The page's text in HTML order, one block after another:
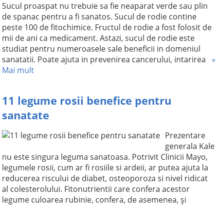
Sucul proaspat nu trebuie sa fie neaparat verde sau plin
de spanac pentru a fi sanatos. Sucul de rodie contine
peste 100 de fitochimice. Fructul de rodie a fost folosit de
mii de ani ca medicament. Astazi, sucul de rodie este
studiat pentru numeroasele sale beneficii in domeniul
sanatatii. Poate ajuta in prevenirea cancerului, intarirea »
Mai mult
11 legume rosii benefice pentru
sanatate
Prezentare
generala Kale
nu este singura leguma sanatoasa. Potrivit Clinicii Mayo,
legumele rosii, cum ar fi rosiile si ardeii, ar putea ajuta la
reducerea riscului de diabet, osteoporoza si nivel ridicat
al colesterolului. Fitonutrientii care confera acestor
legume culoarea rubinie, confera, de asemenea, şi